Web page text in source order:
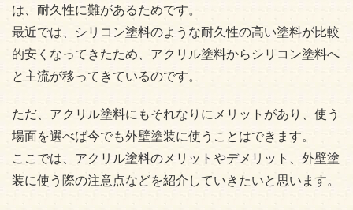
は、耐久性に難があるためです。
最近では、シリコン塗料のような耐久性の高い塗料が比較
的安くなってきたため、アクリル塗料からシリコン塗料へ
と主流が移ってきているのです。
ただ、アクリル塗料にもそれなりにメリットがあり、使う
場面を選べば今でも外壁塗装に使うことはできます。
ここでは、アクリル塗料のメリットやデメリット、外壁塗
装に使う際の注意点などを紹介していきたいと思います。